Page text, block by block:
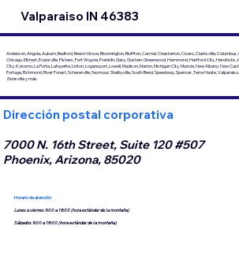
Valparaiso IN 46383
Anderson, Angola, Auburn, Bedford, Beech Grove, Bloomington, Bluffton, Carmel, Chesterton, Cicero, Clarksville,
Chicago, Elkhart, Evansville, Fishers, Fort Wayne, Franklin, Gary, Goshen, Greenwood, Hammond, Hartford City,
City, Kokomo, La Porte, Lafayette, Linton, Logansport, Lowell, Madison, Marion, Michigan City, Muncie, New Albany, New
Portage, Richmond, River Forest, Schererville, Seymour, Shelbyville, South Bend, Speedway, Spencer, Terre Haute,
Zionsville y más.
Dirección postal corporativa
7000 N. 16th Street, Suite 120 #507
Phoenix, Arizona, 85020
Horario de atención
Lunes a viernes 9:00 a 18:00 (hora estándar de la montaña)
Sábados 9:00 a 18:00 (hora estándar de la montaña)